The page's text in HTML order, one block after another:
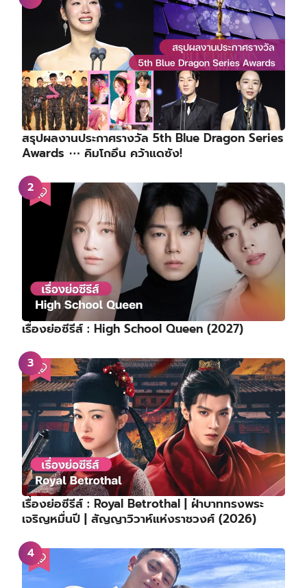
สรุปผลงานประกาศรางวัล 5th Blue Dragon Series
Awards ⋯ คิมโกอึน คว้าแดซัง!
เรื่องย่อซีรีส์ : High School Queen (2027)
เรื่องย่อซีรีส์ : Royal Betrothal | ฝ่าบาททรงพระ
เจริญหมื่นปี | สัญญาวิวาห์แห่งราชวงศ์ (2026)